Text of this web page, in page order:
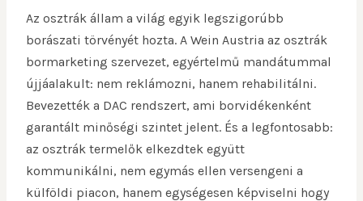
Az osztrák állam a világ egyik legszigorúbb
borászati törvényét hozta. A Wein Austria az osztrák
bormarketing szervezet, egyértelmű mandátummal
újjáalakult: nem reklámozni, hanem rehabilitálni.
Bevezették a DAC rendszert, ami borvidékenként
garantált minőségi szintet jelent. És a legfontosabb:
az osztrák termelők elkezdtek együtt
kommunikálni, nem egymás ellen versengeni a
külföldi piacon, hanem egységesen képviselni hogy